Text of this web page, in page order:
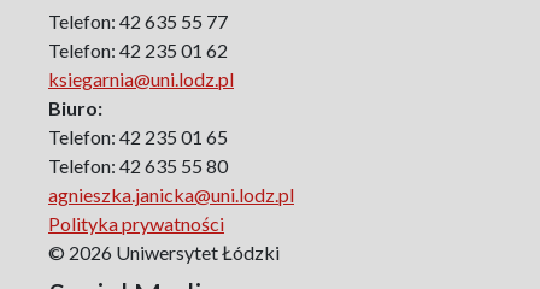
Politology
Poland and Central and Eastern Europe in the 20th
Century
Polish Film Culture
Law
The Polish People's Republic. Biographies
Existence and Literature Project
The Psychology of Everything
Research on Science & Natural Philosophy
Telefon: 42 635 55 77
Telefon: 42 235 01 62
ksiegarnia@uni.lodz.pl
Biuro:
Telefon: 42 235 01 65
Telefon: 42 635 55 80
agnieszka.janicka@uni.lodz.pl
Polityka prywatności
© 2026 Uniwersytet Łódzki